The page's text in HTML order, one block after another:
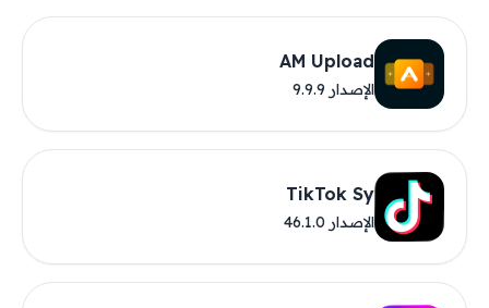
AM Upload
الإصدار 9.9.9
TikTok Sy
الإصدار 46.1.0